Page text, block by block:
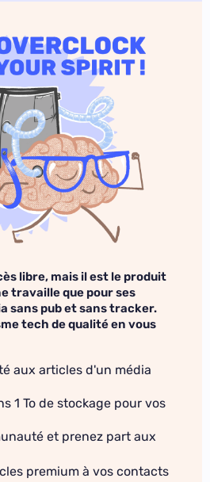
libre, mais il est le produit
travaille que pour ses
sans pub et sans tracker.
tech de qualité en vous
aux articles d'un média
1 To de stockage pour vos
et prenez part aux
premium à vos contacts